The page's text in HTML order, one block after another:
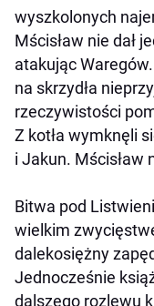
wyszkolonych
Mścisław nie dał
atakując
na skrzydła
rzeczywistości
Z kotła wymknęli
i Jakun. Mścisław
Bitwa pod
wielkim
dalekosiężny
Jednocześnie
dalszego rozlewu